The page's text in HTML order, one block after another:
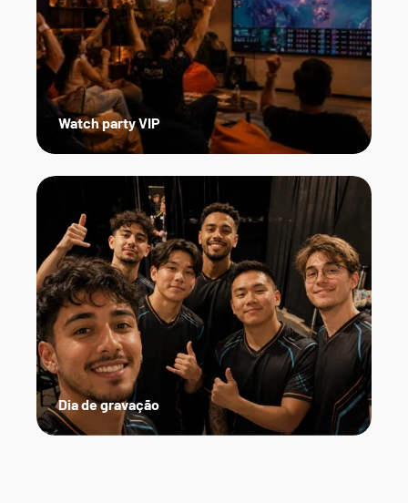
Dia de gravação
Watch party VIP